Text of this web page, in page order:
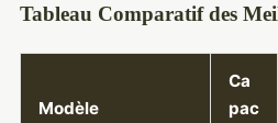
Tableau Comparatif des
Modèle
Ca
pac